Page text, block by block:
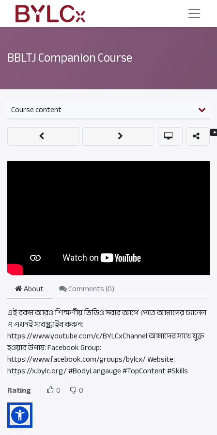
BBLTJ Companion Course
Course content
About Comments (0)
এই রকম আরও শিক্ষণীয় ভিডিও সবার আগে পেতে আমাদের চ্যানেল
এ এখনই সাবস্ক্রাইব করুন:
https://www.youtube.com/c/BYLCxChannel আমাদের সাথে যুক্ত
হওয়ার উপায়: Facebook Group:
https://www.facebook.com/groups/bylcx/ Website:
https://x.bylc.org/ #BodyLangauge #TopContent #Skills
Rating
0 0